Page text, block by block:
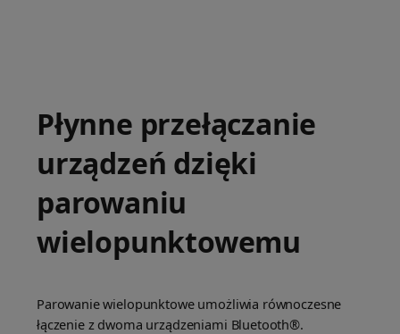
Płynne przełączanie
urządzeń dzięki
parowaniu
wielopunktowemu
Parowanie wielopunktowe umożliwia równoczesne
łączenie z dwoma urządzeniami Bluetooth®.